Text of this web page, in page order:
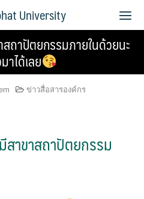
University
สถาปัตยกรรมภายในด้วยนะ
ได้เลย
ข่าวสื่อสารองค์กร
สาขาสถาปัตยกรรม